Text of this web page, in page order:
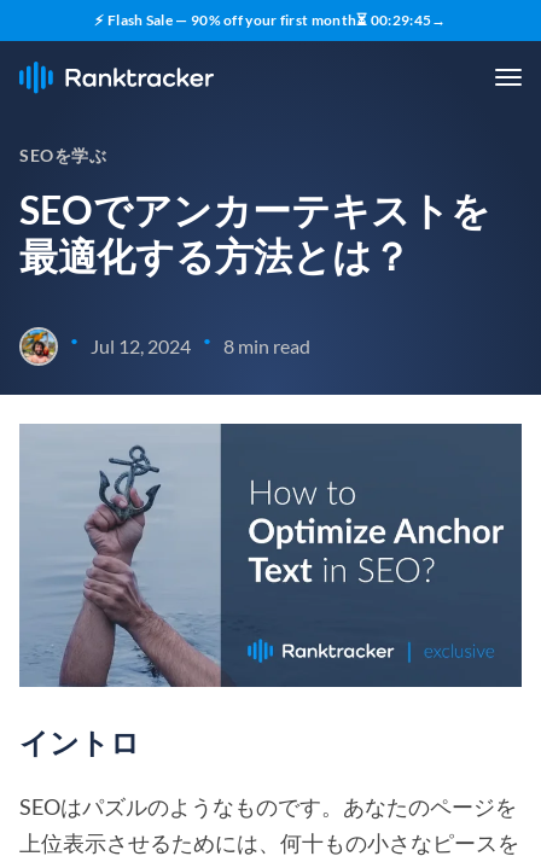
⚡ Flash Sale — 90% off your first month⏳ 00:29:43→
SEOを学ぶ
SEOでアンカーテキストを
最適化する方法とは？
• Jul 12, 2024 • 8 min read
イントロ
SEOはパズルのようなものです。あなたのページを
上位表示させるためには、何十もの小さなピースを